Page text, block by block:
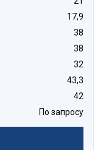
17,9
38
38
32
43,3
42
По запросу